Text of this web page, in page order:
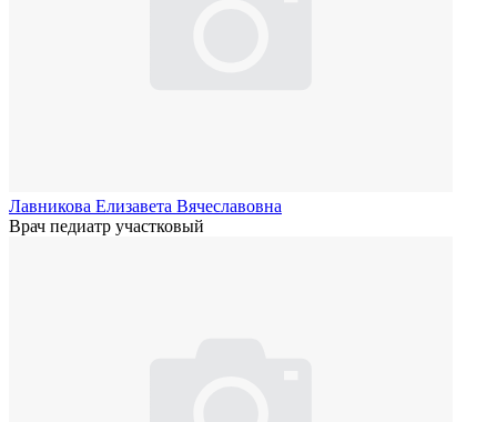
Лавникова Елизавета Вячеславовна
Врач педиатр участковый